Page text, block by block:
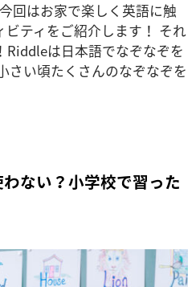
今回はお家で楽しく英語に触
ティをご紹介します！ それ
Riddleは日本語でなぞなぞを
さい頃たくさんのなぞなぞを
ない？小学校で習った